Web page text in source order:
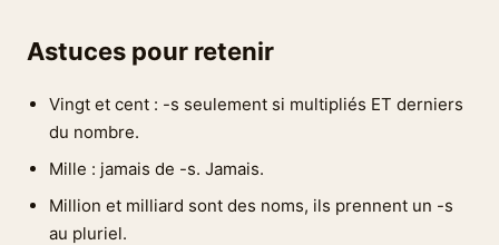
Astuces pour retenir
Vingt et cent : -s seulement si multipliés ET derniers
du nombre.
Mille : jamais de -s. Jamais.
Million et milliard sont des noms, ils prennent un -s
au pluriel.